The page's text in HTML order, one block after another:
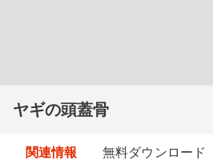
ヤギの頭蓋骨
関連情報 無料ダウンロード